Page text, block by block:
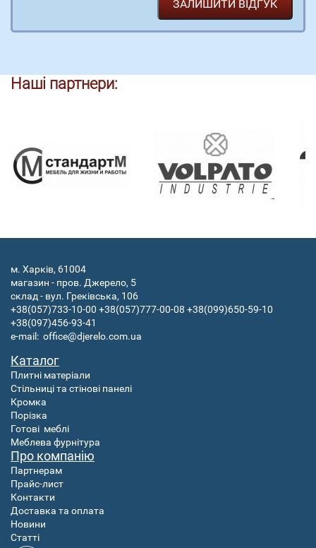
Наші партнери:
м. Харків, 61004
магазин - пров. Джерело, 5
склад - вул. Греківська, 106
+38(057)733-10-00 +38(057)777-00-08 +38(099)650-59-10
+38(097)456-93-41
e-mail: office@djerelo.com.ua
Каталог
Плитні матеріали
Стільниці та стінові панелі
Кромка
Порізка
Готові меблі
Меблева фурнітура
Про компанію
Партнерам
Прайс-лист
Контакти
Доставка та оплата
Новини
Статті